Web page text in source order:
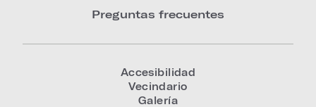
Preguntas frecuentes
Accesibilidad
Vecindario
Galería